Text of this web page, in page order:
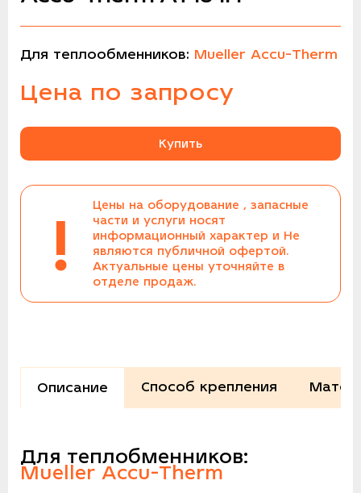
Для теплообменников: Mueller Accu-Therm
Цена по запросу
Купить
!
Цены на оборудование , запасные
части и услуги носят
информационный характер и Не
являются публичной офертой.
Актуальные цены уточняйте в
отделе продаж.
Описание Способ крепления
Для теплобменников:
Mueller Accu-Therm